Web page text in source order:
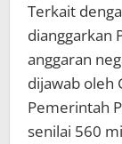
Terkait
dianggarkan
anggaran
dijawab oleh
Pemerintah
senilai 560